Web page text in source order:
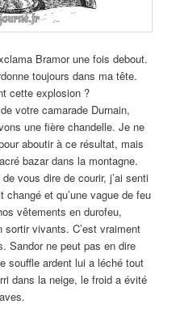
Bramor une fois debout.
toujours dans ma tête.
cette explosion ?
votre camarade Durnain,
une fière chandelle. Je ne
aboutir à ce résultat, mais
bazar dans la montagne.
vous dire de courir, j’ai senti
et qu’une vague de feu
vêtements en durofeu,
sortir vivants. C’est vraiment
Sandor ne peut pas en dire
souffle ardent lui a léché tout
dans la neige, le froid a évité